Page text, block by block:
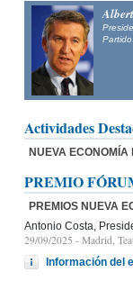
Actividades
NUEVA ECONOMÍA
PREMIO
PREMIOS NUEVA
Antonio Costa,
29/09/2025 - Madrid,
Información del